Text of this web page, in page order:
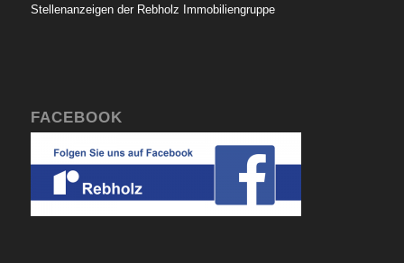
Stellenanzeigen der Rebholz Immobiliengruppe
FACEBOOK